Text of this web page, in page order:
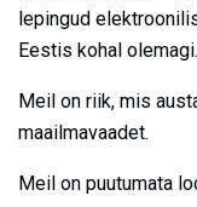
lepingud
Eestis kohal olemagi.
Meil on riik, mis
maailmavaadet.
Meil on puutumata